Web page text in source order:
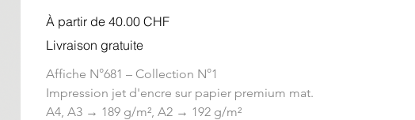
À partir de Prix
40.00 CHF
Livraison gratuite
Affiche N°681 – Collection N°1
Impression jet d'encre sur papier premium mat.
A4, A3 → 189 g/m², A2 → 192 g/m²